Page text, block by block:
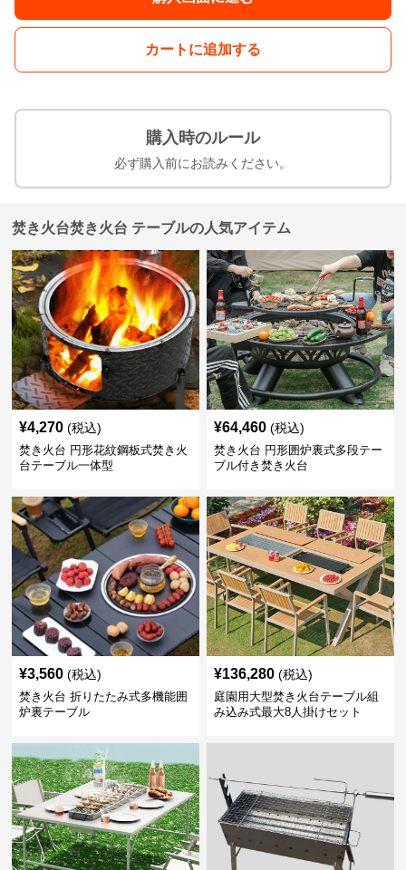
カートに追加する
購入時のルール
必ず購入前にお読みください。
焚き火台焚き火台 テーブルの人気アイテム
¥4,270 (税込)
焚き火台 円形花紋鋼板式焚き火
台テーブル一体型
¥64,460 (税込)
焚き火台 円形囲炉裏式多段テー
ブル付き焚き火台
¥3,560 (税込)
焚き火台 折りたたみ式多機能囲
炉裏テーブル
¥136,280 (税込)
庭園用大型焚き火台テーブル組
み込み式最大8人掛けセット